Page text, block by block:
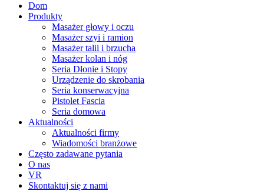
Dom
Produkty
Masażer głowy i oczu
Masażer szyi i ramion
Masażer talii i brzucha
Masażer kolan i nóg
Seria Dłonie i Stopy
Urządzenie do skrobania
Seria konserwacyjna
Pistolet Fascia
Seria domowa
Aktualności
Aktualności firmy
Wiadomości branżowe
Często zadawane pytania
O nas
VR
Skontaktuj się z nami